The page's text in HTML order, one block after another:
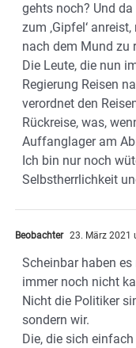
gehts noch? Und
zum ‚Gipfel‘
nach dem Mund zu
Die Leute, die nun
Regierung Reisen
verordnet den
Rückreise, was,
Auffanglager am
Ich bin nur noch
Selbstherrlichkeit
Beobachter 23. März 2021
Scheinbar haben
immer noch nicht
Nicht die Politiker
sondern wir.
Die, die sich